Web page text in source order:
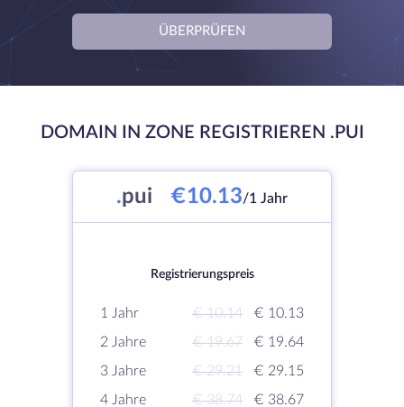
ÜBERPRÜFEN
DOMAIN IN ZONE REGISTRIEREN .PUI
.pui €10.13/1 Jahr
Registrierungspreis
1 Jahr € 10.14
€ 10.13
2 Jahre
€ 19.67
€ 19.64
3 Jahre
€ 29.21
€ 29.15
4 Jahre
€ 38.74
€ 38.67